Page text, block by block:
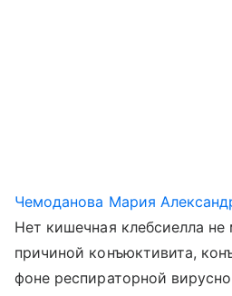
Чемоданова Мария
Нет кишечная клебсиелла
причиной конъюктивита,
фоне респираторной